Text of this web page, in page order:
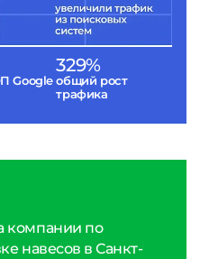
Google
329%
общий рост
трафика
компании по
навесов в Санкт-